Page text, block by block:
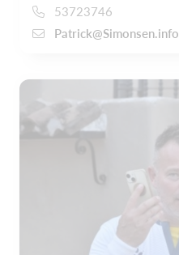
53723746
Patrick@Simonsen.info